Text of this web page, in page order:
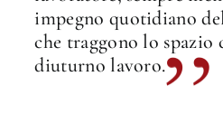
impegno quotidiano
che traggono lo spazio
diuturno lavoro.